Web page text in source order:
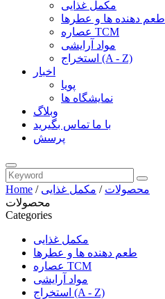
مکمل غذایی
طعم دهنده ها و عطرها
عصاره TCM
مواد آرایشی
استخراج (A - Z)
اخبار
پویا
نمایشگاه ها
وبلاگ
با ما تماس بگیرید
پرسش
Home / محصولات / مکمل غذایی
محصولات
Categories
مکمل غذایی
طعم دهنده ها و عطرها
عصاره TCM
مواد آرایشی
استخراج (A - Z)